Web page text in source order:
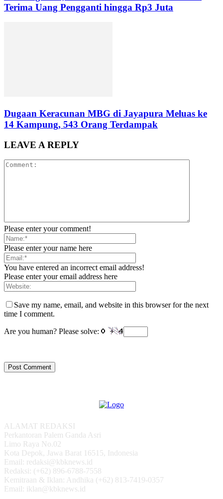
Terima Uang Pengganti hingga Rp3 Juta
Dugaan Keracunan MBG di Jayapura Meluas ke
14 Kampung, 543 Orang Terdampak
LEAVE A REPLY
Please enter your comment!
Please enter your name here
You have entered an incorrect email address!
Please enter your email address here
Save my name, email, and website in this browser for the next
time I comment.
Are you human? Please solve:
ALAMAT REDAKSI
Perkantoran Palem Ganda Asri
Limo Raya No.02
Kota Depok, Jawa Barat 16515, Indonesia
Email: redaksi@kbknews.id
Redaksi: (+62) 896-6788-7558
Kemitraan & Iklan: Andhika (+62) 813-7419-0357
Email: iklan@kbknews.id